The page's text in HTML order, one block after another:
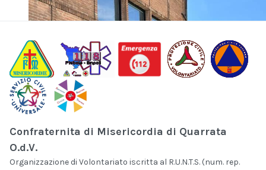
Confraternita di Misericordia di Quarrata
O.d.V.
Organizzazione di Volontariato iscritta al R.U.N.T.S. (num. rep.